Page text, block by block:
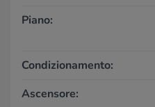
Piano:
Condizionamento:
Ascensore: